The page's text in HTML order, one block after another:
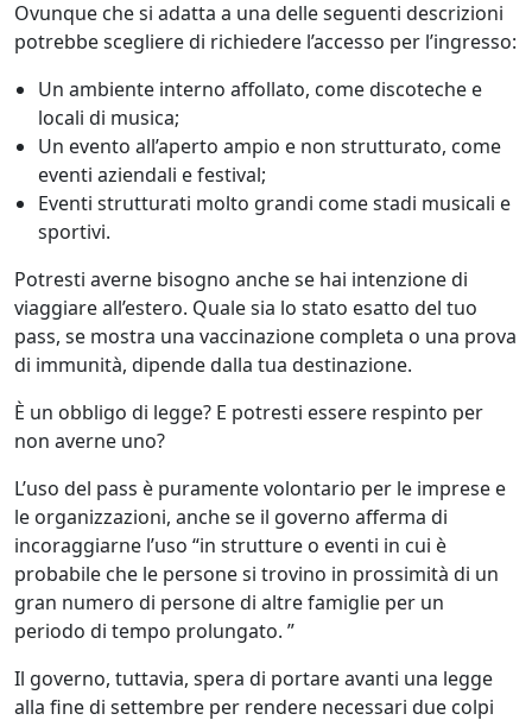
Ovunque che si adatta a una delle seguenti descrizioni
potrebbe scegliere di richiedere l’accesso per l’ingresso:
Un ambiente interno affollato, come discoteche e
locali di musica;
Un evento all’aperto ampio e non strutturato, come
eventi aziendali e festival;
Eventi strutturati molto grandi come stadi musicali e
sportivi.
Potresti averne bisogno anche se hai intenzione di
viaggiare all’estero. Quale sia lo stato esatto del tuo
pass, se mostra una vaccinazione completa o una prova
di immunità, dipende dalla tua destinazione.
È un obbligo di legge? E potresti essere respinto per
non averne uno?
L’uso del pass è puramente volontario per le imprese e
le organizzazioni, anche se il governo afferma di
incoraggiarne l’uso “in strutture o eventi in cui è
probabile che le persone si trovino in prossimità di un
gran numero di persone di altre famiglie per un
periodo di tempo prolungato. ”
Il governo, tuttavia, spera di portare avanti una legge
alla fine di settembre per rendere necessari due colpi